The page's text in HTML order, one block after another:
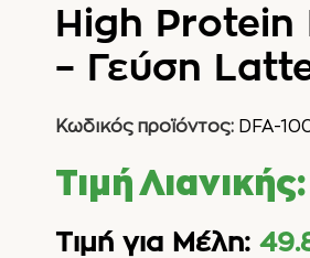
High Protein
– Γεύση
Κωδικός προϊόντος: DFA-
Τιμή Λιανικής:
Τιμή για Μέλη: